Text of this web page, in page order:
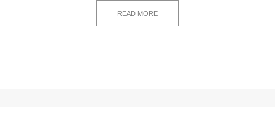
READ MORE